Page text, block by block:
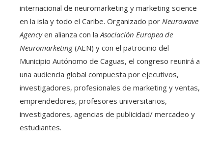
internacional de neuromarketing y marketing science
en la isla y todo el Caribe. Organizado por Neurowave
Agencyen alianza con la Asociación Europea de
Neuromarketing(AEN) y con el patrocinio del
Municipio Autónomo de Caguas, el congreso reunirá a
una audiencia global compuesta por ejecutivos,
investigadores, profesionales de marketing y ventas,
emprendedores, profesores universitarios,
investigadores, agencias de publicidad/ mercadeo y
estudiantes.